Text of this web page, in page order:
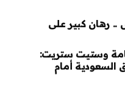
.. رهان كبير على
وستيت ستريت:
السعودية أمام